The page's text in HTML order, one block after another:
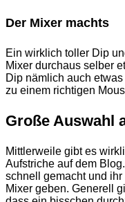
Der Mixer machts
Ein wirklich toller Dip
Mixer durchaus selber
Dip nämlich auch
zu einem richtigen
Große Auswahl
Mittlerweile gibt es
Aufstriche auf dem
schnell gemacht und
Mixer geben. Generell